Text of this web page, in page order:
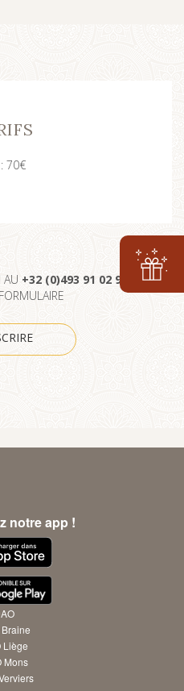
70€
AU +32 (0)493 91 02 98
notre app !
Liège
Mons